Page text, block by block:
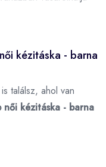
kézitáska - barna
találsz, ahol van
női kézitáska - barna